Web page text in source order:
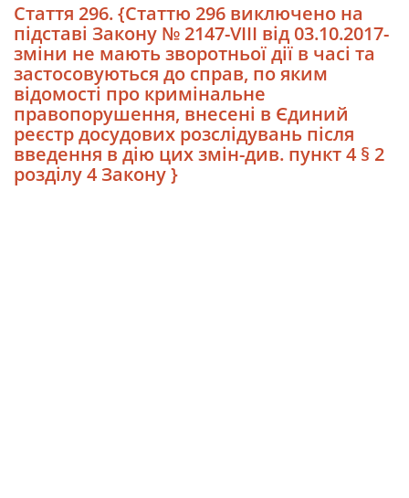
Стаття 296. {Статтю 296 виключено на
підставі Закону № 2147-VIII від 03.10.2017-
зміни не мають зворотньої дії в часі та
застосовуються до справ, по яким
відомості про кримінальне
правопорушення, внесені в Єдиний
реєстр досудових розслідувань після
введення в дію цих змін-див. пункт 4 § 2
розділу 4 Закону }